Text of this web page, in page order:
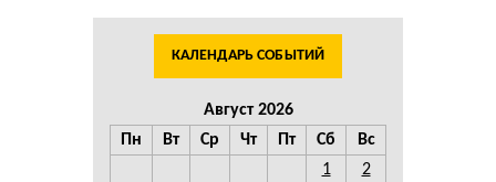
КАЛЕНДАРЬ СОБЫТИЙ
Август 2026
Пн
Вт Ср Чт Пт Сб
Вс
1
2